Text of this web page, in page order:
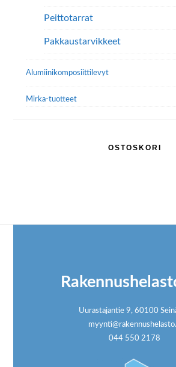
Peittotarrat
Pakkaustarvikkeet
Alumiini­komposiitti­levyt
Mirka-tuotteet
OSTOSKORI
Uurastajantie 9, 60100
044 550 2178